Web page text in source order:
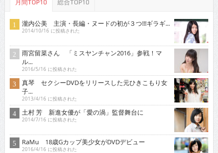
月間TOP10 総合TOP10
瀧内公美 主演・長編・ヌードの初が３つ!!!ギラギ...
2014/10/16 に投稿された
雨宮留菜さん 「ミスヤンチャン2016」参戦！マ
ル...
2016/5/16 に投稿された
真琴 セクシーDVDをリリースした元ひきこもり女
子...
2013/4/16 に投稿された
土村 芳 新進女優が「愛の渦」監督舞台に
2014/7/16 に投稿された
RaMu 18歳Gカップ美少女がDVDデビュー
2016/4/16 に投稿された